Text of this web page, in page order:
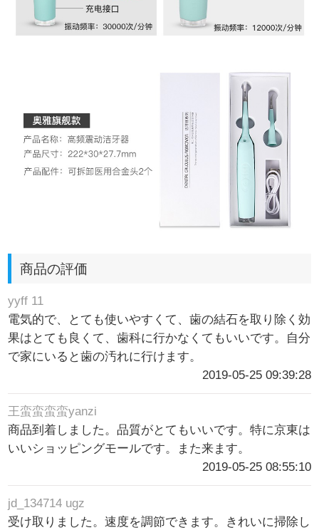
商品の評価
yyff 11
電気的で、とても使いやすくて、歯の結石を取り除く効
果はとても良くて、歯科に行かなくてもいいです。自分
で家にいると歯の汚れに行けます。
2019-05-25 09:39:28
王蛮蛮蛮蛮yanzi
商品到着しました。品質がとてもいいです。特に京東は
いいショッピングモールです。また来ます。
2019-05-25 08:55:10
jd_134714 ugz
受け取りました。速度を調節できます。きれいに掃除し